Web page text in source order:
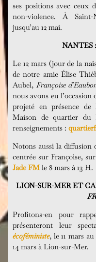
ses positions avec ceux
non-violence. À Saint-
jusqu’au 12 mai.
NANTES
Le 12 mars (jour de la
de notre amie Élise
Aubel,Françoise
nous avons eu l’occasion
projeté en présence de
Maison de quartier
renseignements :
Notons aussi la diffusion
centrée sur Françoise, sur
Jade FM le 8 mars à 13 H.
LION-SUR-MER ET
Profitons-en pour
présenteront leur
écoféministe, le 11 mars
14 mars à Lion-sur-Mer.